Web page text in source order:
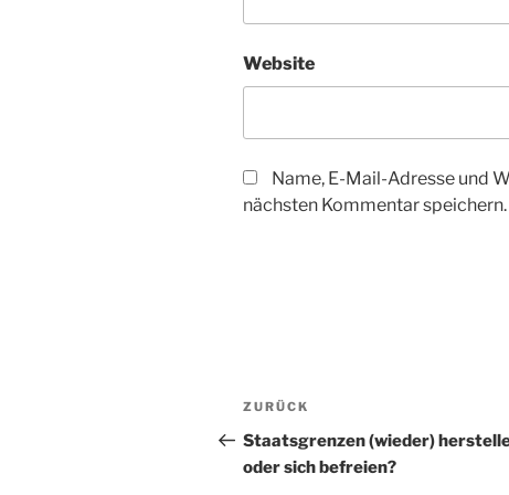
Website
Name, E-Mail-Adresse und
nächsten Kommentar speichern.
Beitragsnavigation
Vorheriger
Beitrag
ZURÜCK
Staatsgrenzen (wieder)
oder sich befreien?